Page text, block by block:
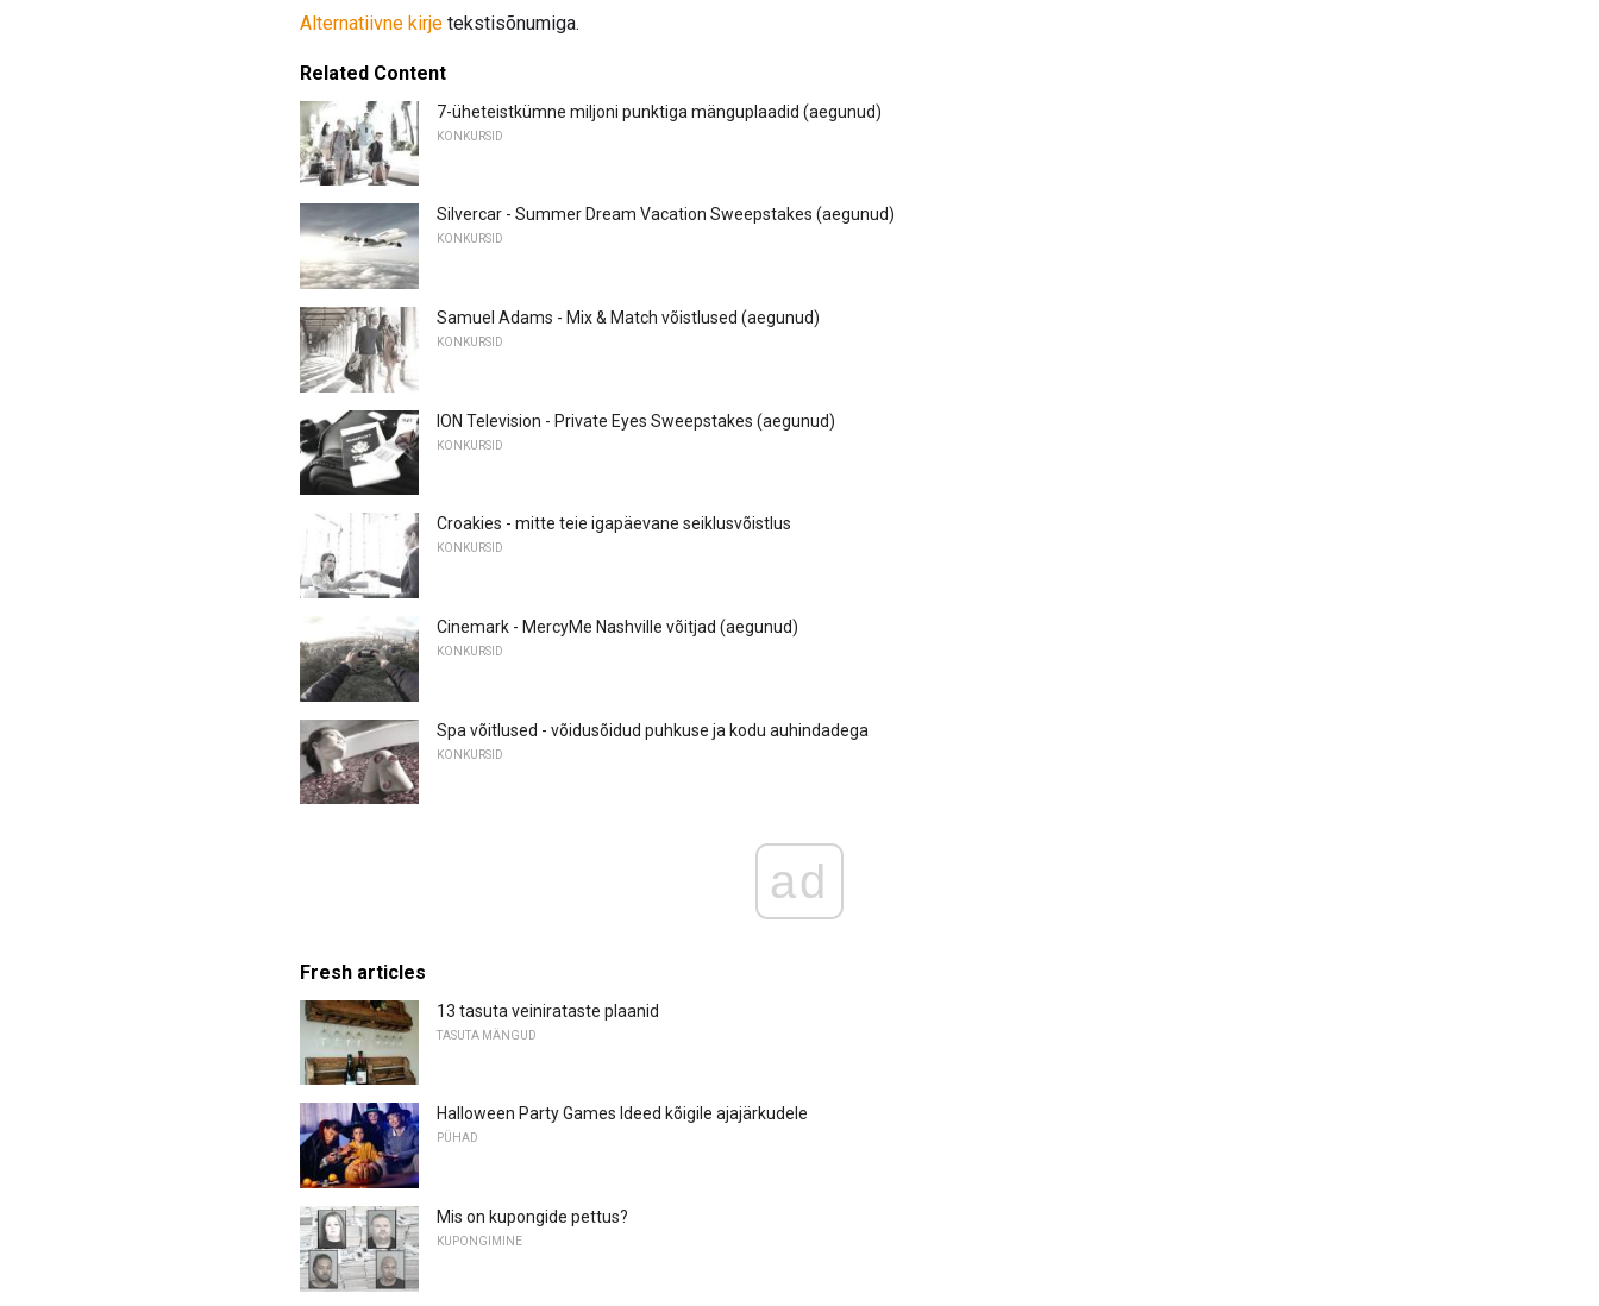
Alternatiivne kirje tekstisõnumiga.
Related Content
7-üheteistkümne miljoni punktiga mänguplaadid (aegunud)
KONKURSID
Silvercar - Summer Dream Vacation Sweepstakes (aegunud)
KONKURSID
Samuel Adams - Mix & Match võistlused (aegunud)
KONKURSID
ION Television - Private Eyes Sweepstakes (aegunud)
KONKURSID
Croakies - mitte teie igapäevane seiklusvõistlus
KONKURSID
Cinemark - MercyMe Nashville võitjad (aegunud)
KONKURSID
Spa võitlused - võidusõidud puhkuse ja kodu auhindadega
KONKURSID
ad
Fresh articles
13 tasuta veinirataste plaanid
TASUTA MÄNGUD
Halloween Party Games Ideed kõigile ajajärkudele
PÜHAD
Mis on kupongide pettus?
KUPONGIMINE